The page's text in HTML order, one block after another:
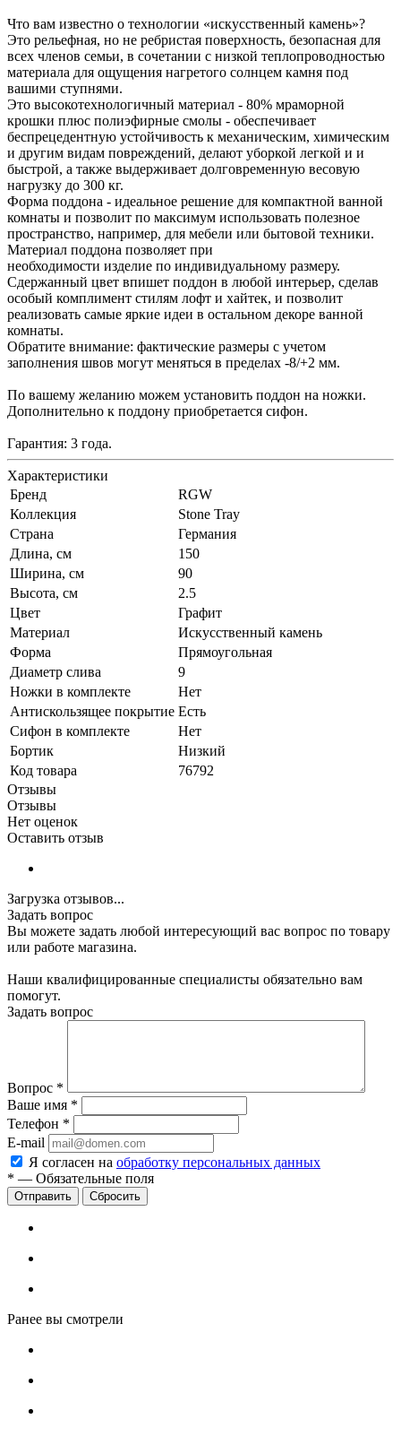
Что вам известно о технологии «искусственный камень»?
Это рельефная, но не ребристая поверхность, безопасная для
всех членов семьи, в сочетании с низкой теплопроводностью
материала для ощущения нагретого солнцем камня под
вашими ступнями.
Это высокотехнологичный материал - 80% мраморной
крошки плюс полиэфирные смолы - обеспечивает
беспрецедентную устойчивость к механическим, химическим
и другим видам повреждений, делают уборкой легкой и и
быстрой, а также выдерживает долговременную весовую
нагрузку до 300 кг.
Форма поддона - идеальное решение для компактной ванной
комнаты и позволит по максимум использовать полезное
пространство, например, для мебели или бытовой техники.
Материал поддона позволяет при
необходимости изделие по индивидуальному размеру.
Сдержанный цвет впишет поддон в любой интерьер, сделав
особый комплимент стилям лофт и хайтек, и позволит
реализовать самые яркие идеи в остальном декоре ванной
комнаты.
Обратите внимание: фактические размеры с учетом
заполнения швов могут меняться в пределах -8/+2 мм.
По вашему желанию можем установить поддон на ножки.
Дополнительно к поддону приобретается сифон.
Гарантия: 3 года.
Характеристики
Бренд
RGW
Коллекция
Stone Tray
Страна
Германия
Длина, см
150
Ширина, см
90
Высота, см
2.5
Цвет
Графит
Материал
Искусственный камень
Форма
Прямоугольная
Диаметр слива
9
Ножки в комплекте
Нет
Антискользящее покрытие Есть
Сифон в комплекте
Нет
Бортик
Низкий
Код товара
76792
Отзывы
Отзывы
Нет оценок
Оставить отзыв
Загрузка отзывов...
Задать вопрос
Вы можете задать любой интересующий вас вопрос по товару
или работе магазина.
Наши квалифицированные специалисты обязательно вам
помогут.
Задать вопрос
Вопрос *
Ваше имя *
Телефон *
E-mail
Я согласен на обработку персональных данных
* — Обязательные поля
Сбросить
Ранее вы смотрели